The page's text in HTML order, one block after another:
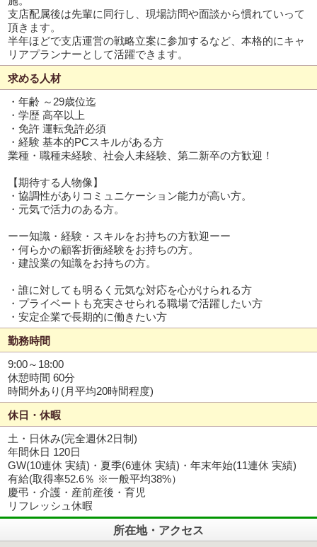
支店配属後は先輩に同行し、現場訪問や面談から慣れていって
頂きます。
半年ほどで支店運営の戦略立案に参加するなど、本格的にキャ
リアプランナーとして活躍できます。
求める人材
・年齢 ～29歳位迄
・学歴 高卒以上
・免許 運転免許必須
・経験 基本的PCスキルがある方
業種・職種未経験、社会人未経験、第二新卒の方歓迎！
【期待する人物像】
・協調性がありコミュニケーション能力が高い方。
・元気で活力のある方。
ーー知識・経験・スキルをお持ちの方歓迎ーー
・何らかの顧客折衝経験をお持ちの方。
・建設業の知識をお持ちの方。
・誰に対しても明るく元気な対応を心がけられる方
・プライベートも充実させられる職場で活躍したい方
・安定企業で長期的に働きたい方
勤務時間
9:00～18:00
休憩時間 60分
時間外あり(月平均20時間程度)
休日・休暇
土・日休み(完全週休2日制)
年間休日 120日
GW(10連休 実績)・夏季(6連休 実績)・年末年始(11連休 実績)
有給(取得率52.6％ ※一般平均38%）
慶弔・介護・産前産後・育児
リフレッシュ休暇
所在地・アクセス